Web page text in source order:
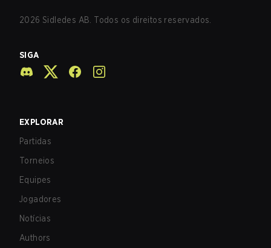
2026 Sidledes AB. Todos os direitos reservados.
SIGA
EXPLORAR
Partidas
Torneios
Equipes
Jogadores
Notícias
Authors